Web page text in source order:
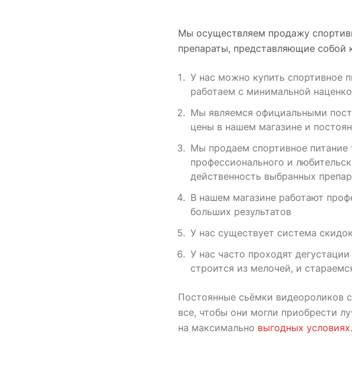
Мы осуществляем продажу
препараты, представляющие
У нас можно купить спортивное
работаем с минимальной
Мы являемся официальными
цены в нашем магазине и
Мы продаем спортивное питание
профессионального и
действенность выбранных
В нашем магазине работают
больших результатов
У нас существует система
У нас часто проходят
строится из мелочей, и
Постоянные сьёмки видеороликов
все, чтобы они могли приобрести
на максимально выгодных условиях